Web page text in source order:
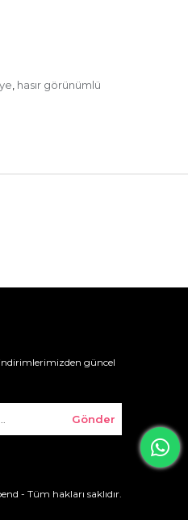
, hasır görünümlü
güncel
Gönder
- Tüm hakları saklıdır.